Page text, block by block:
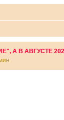
А В АВГУСТЕ